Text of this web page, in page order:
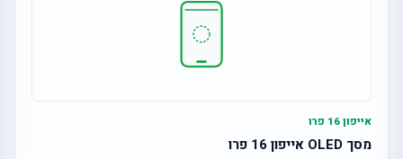
אייפון 16 פרו
מסך OLED אייפון 16 פרו